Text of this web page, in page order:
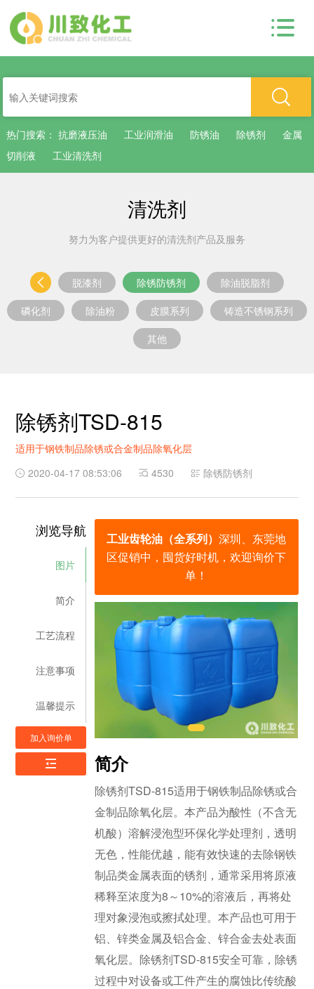
热门搜索： 抗磨液压油 工业润滑油 防锈油 除锈剂
金属
切削液
工业清洗剂
清洗剂
努力为客户提供更好的清洗剂产品及服务
脱漆剂 除锈防锈剂
除油脱脂剂
磷化剂
除油粉 皮膜系列
铸造不锈钢系列
其他
除锈剂TSD-815
适用于钢铁制品除锈或合金制品除氧化层
2020-04-17 08:53:06
4530 除锈防锈剂
浏览导航
图片
简介
工艺流程
注意事项
温馨提示
加入询价单
工业齿轮油（全系列）深圳、东莞地
区促销中，囤货好时机，欢迎询价下
单！
简介
除锈剂TSD-815适用于钢铁制品除锈或合
金制品除氧化层。本产品为酸性（不含无
机酸）溶解浸泡型环保化学处理剂，透明
无色，性能优越，能有效快速的去除钢铁
制品类金属表面的锈剂，通常采用将原液
稀释至浓度为8～10%的溶液后，再将处
理对象浸泡或擦拭处理。本产品也可用于
铝、锌类金属及铝合金、锌合金去处表面
氧化层。除锈剂TSD-815安全可靠，除锈
过程中对设备或工件产生的腐蚀比传统酸